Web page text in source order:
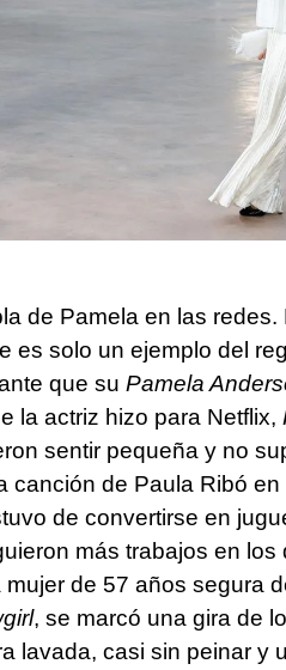
de Pamela en las redes.
es solo un ejemplo del
que su Pamela
la actriz hizo para Netflix,
sentir pequeña y no
canción de Paula Ribó
de convertirse en
más trabajos en
de 57 años segura
, se marcó una gira de
lavada, casi sin peinar y